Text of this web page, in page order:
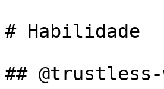
# Habilidade
##